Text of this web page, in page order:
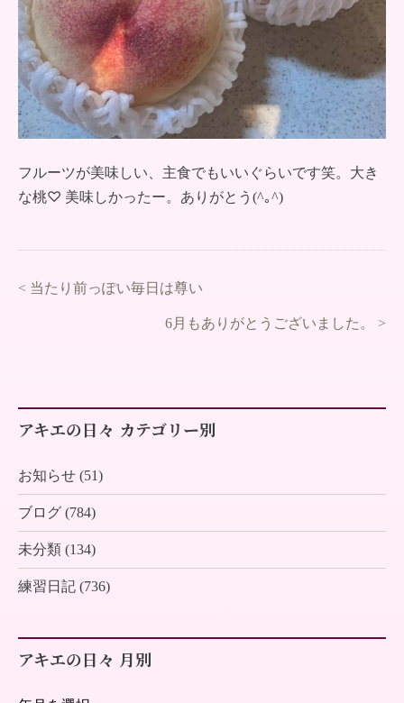
フルーツが美味しい、主食でもいいぐらいです笑。大き
な桃♡ 美味しかったー。ありがとう(^｡^)
< 当たり前っぽい毎日は尊い
6月もありがとうございました。 >
アキエの日々 カテゴリー別
お知らせ (51)
ブログ (784)
未分類 (134)
練習日記 (736)
アキエの日々 月別